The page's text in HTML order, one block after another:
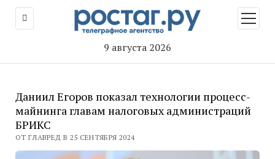
9 августа 2026
меню
Даниил Егоров показал технологии процесс-
майнинга главам налоговых администраций
БРИКС
ОТ ГЛАВРЕД В 25 СЕНТЯБРЯ 2024